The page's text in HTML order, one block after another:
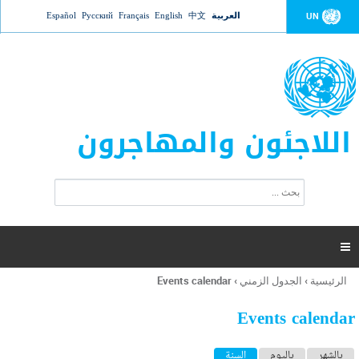
Jump to navigation UN العربية 中文
English
Français
Русский
Español
اللاجئون والمهاجرون
ت
ر
ل
ح
ب

أنت
هنا
الرئيسية › الجدول الزمني ›
Events calendar
Events calendar